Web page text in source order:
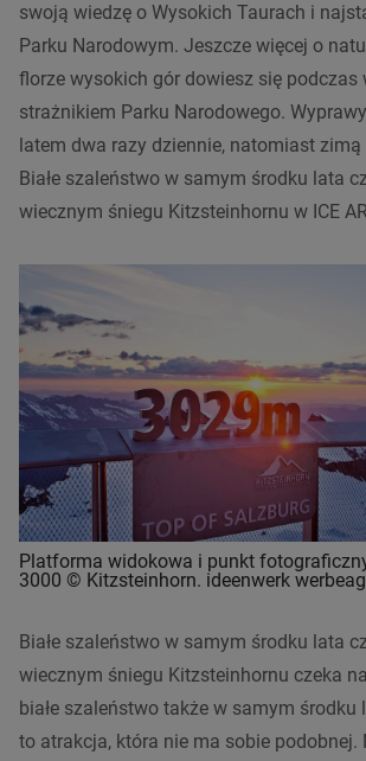
swoją wiedzę o Wysokich Taurach i
Parku Narodowym. Jeszcze więcej o
florze wysokich gór dowiesz się podczas
strażnikiem Parku Narodowego.
latem dwa razy dziennie, natomiast
Białe szaleństwo w samym środku lata
wiecznym śniegu Kitzsteinhornu w ICE
Platforma widokowa i punkt
3000 © Kitzsteinhorn. ideenwerk
Białe szaleństwo w samym środku lata
wiecznym śniegu Kitzsteinhornu czeka
białe szaleństwo także w samym środku
to atrakcja, która nie ma sobie podobnej.